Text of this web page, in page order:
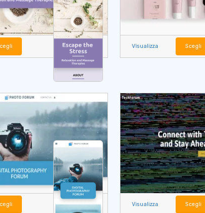
Visualizza Scegli
Visualizza Scegli